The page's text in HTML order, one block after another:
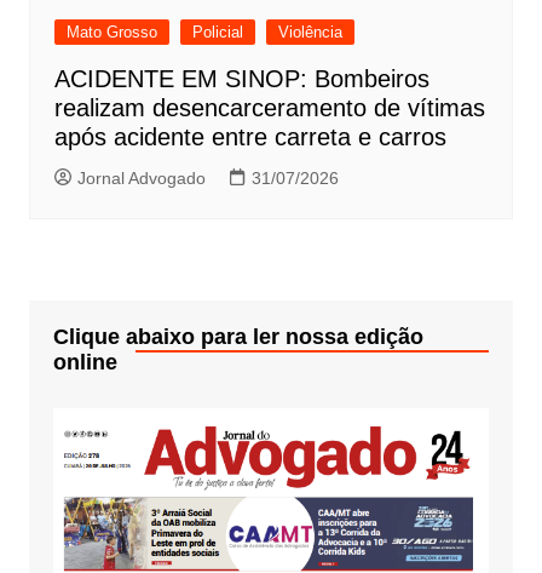
Mato Grosso Policial Violência
ACIDENTE EM SINOP: Bombeiros
realizam desencarceramento de vítimas
após acidente entre carreta e carros
Jornal Advogado 31/07/2026
Clique abaixo para ler nossa edição
online